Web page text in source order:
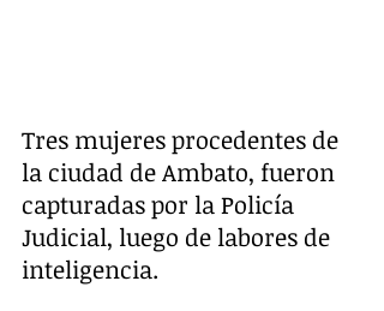
Tres mujeres procedentes de
la ciudad de Ambato, fueron
capturadas por la Policía
Judicial, luego de labores de
inteligencia.